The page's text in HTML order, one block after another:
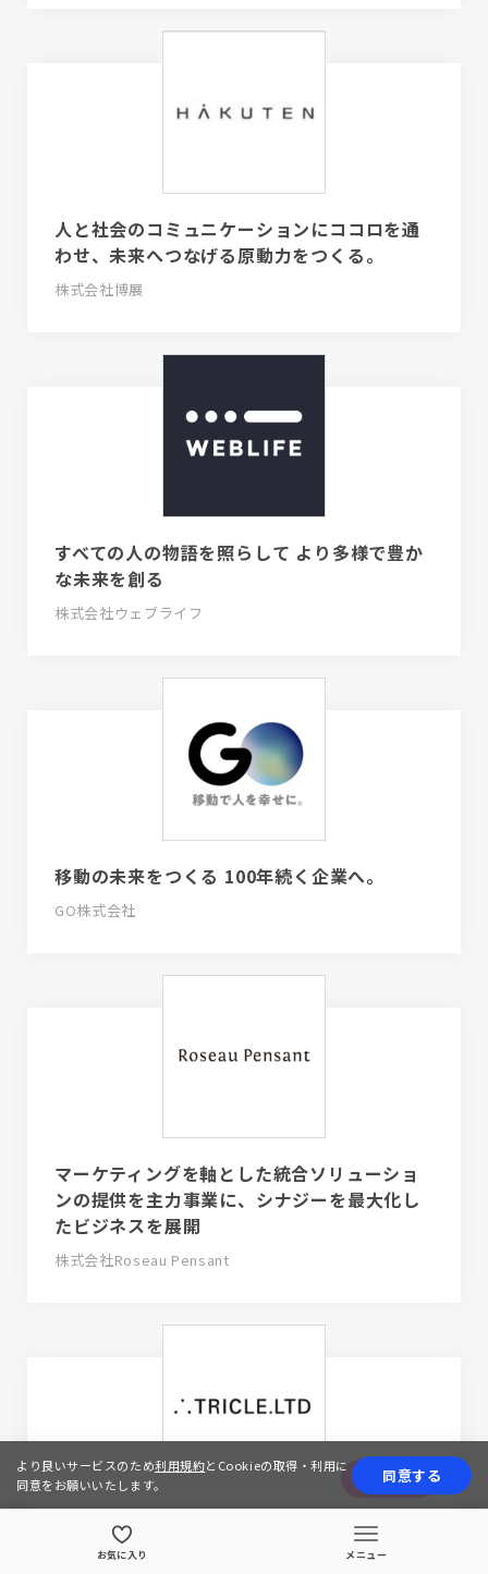
お気に入り メニュー
応募する
人と社会のコミュニケーションにココロを通
わせ、未来へつなげる原動力をつくる。
株式会社博展
すべての人の物語を照らして より多様で豊か
な未来を創る
株式会社ウェブライフ
移動の未来をつくる 100年続く企業へ。
GO株式会社
マーケティングを軸とした統合ソリューショ
ンの提供を主力事業に、シナジーを最大化し
たビジネスを展開
株式会社Roseau Pensant
カオスを価値に変え、 世の中と人々の心の中
にドキドキとザワザワをもたらす
より良いサービスのため利用規約とCookieの取得・利用に
同意をお願いいたします。
同意する